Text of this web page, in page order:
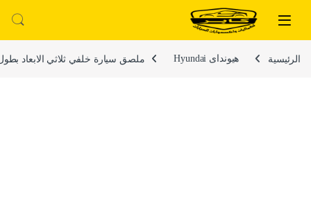
تخطي إلى المحتوى
الرئيسية هيونداى Hyundai ملصق سيارة خلفي ثلاثي الابعاد بطول 6.5 بوصة عرض 5/8 بوصة بتصميم شعار